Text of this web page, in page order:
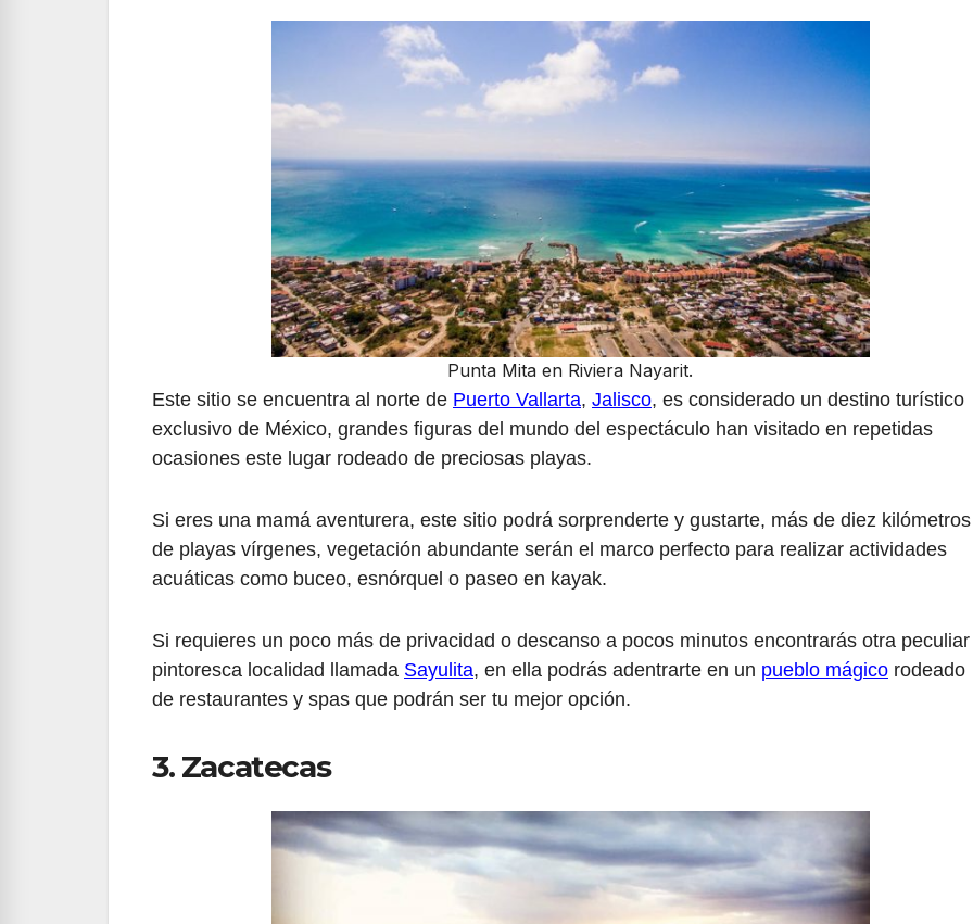
Punta Mita en Riviera Nayarit.
Este sitio se encuentra al norte de Puerto Vallarta, Jalisco, es considerado un destino turístico
exclusivo de México, grandes figuras del mundo del espectáculo han visitado en repetidas
ocasiones este lugar rodeado de preciosas playas.
Si eres una mamá aventurera, este sitio podrá sorprenderte y gustarte, más de diez kilómetros
de playas vírgenes, vegetación abundante serán el marco perfecto para realizar actividades
acuáticas como buceo, esnórquel o paseo en kayak.
Si requieres un poco más de privacidad o descanso a pocos minutos encontrarás otra
pintoresca localidad llamada Sayulita, en ella podrás adentrarte en un pueblo mágico rodeado
de restaurantes y spas que podrán ser tu mejor opción.
3. Zacatecas